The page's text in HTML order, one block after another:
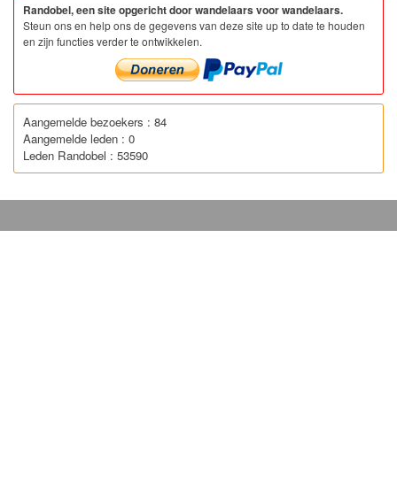
Randobel, een site opgericht door wandelaars voor wandelaars.
Steun ons en help ons de gegevens van deze site up to date te houden
en zijn functies verder te ontwikkelen.
Aangemelde bezoekers : 84
Aangemelde leden : 0
Leden Randobel : 53590